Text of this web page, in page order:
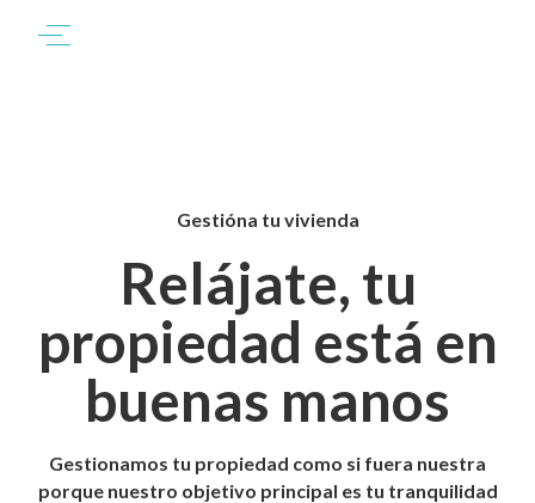
Gestióna tu vivienda
Relájate, tu
propiedad está en
buenas manos
Gestionamos tu propiedad como si fuera nuestra
porque nuestro objetivo principal es tu tranquilidad